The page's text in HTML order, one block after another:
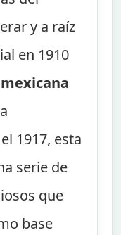
y a raíz
en 1910
1917, esta
serie de
que
base